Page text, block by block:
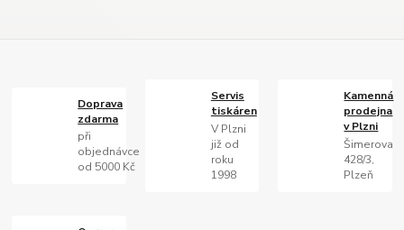
Doprava
zdarma
při
objednávce
od 5000 Kč
Servis
tiskáren
V Plzni
již od
roku
1998
Kamenná
prodejna
v Plzni
Šimerova
428/3,
Plzeň